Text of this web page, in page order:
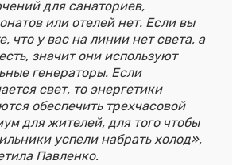
для санаториев,
или отелей нет. Если вы
что у вас на линии нет света, а
значит они используют
генераторы. Если
свет, то энергетики
обеспечить трехчасовой
для жителей, для того чтобы
успели набрать холод»,
Павленко.